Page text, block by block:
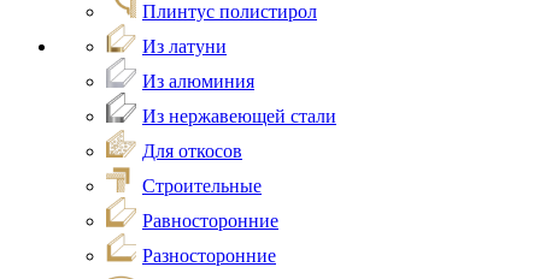
Плинтус полистирол
Из латуни
Из алюминия
Из нержавеющей стали
Для откосов
Строительные
Равносторонние
Разносторонние